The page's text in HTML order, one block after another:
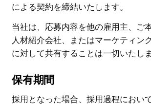
による契約を締結いたします。
当社は、応募内容を他の雇用主、ご
人材紹介会社、またはマーケティン
に対して共有することは一切いたしま
保有期間
採用となった場合、採用過程におい